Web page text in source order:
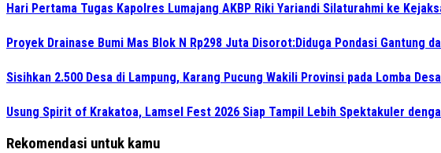
Hari Pertama Tugas Kapolres Lumajang AKBP Riki Yariandi Silaturahmi ke
Proyek Drainase Bumi Mas Blok N Rp298 Juta Disorot:Diduga Pondasi Gantung
Sisihkan 2.500 Desa di Lampung, Karang Pucung Wakili Provinsi pada Lomba
Usung Spirit of Krakatoa, Lamsel Fest 2026 Siap Tampil Lebih Spektakuler
Rekomendasi untuk kamu